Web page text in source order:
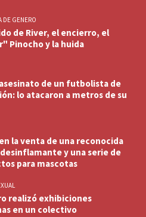
DE GENERO
de River, el encierro, el
Pinocho y la huida
de un futbolista de
lo atacaron a metros de su
la venta de una reconocida
y una serie de
para mascotas
realizó exhibiciones
en un colectivo